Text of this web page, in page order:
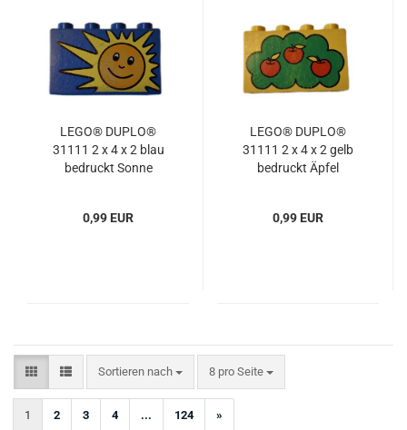
LEGO® DUPLO®
31111 2 x 4 x 2 blau
bedruckt Sonne
0,99 EUR
LEGO® DUPLO®
31111 2 x 4 x 2 gelb
bedruckt Äpfel
0,99 EUR
Sortieren nach
Sortieren nach 8 pro Seite
pro Seite
1 2 3 4 ... 124 »